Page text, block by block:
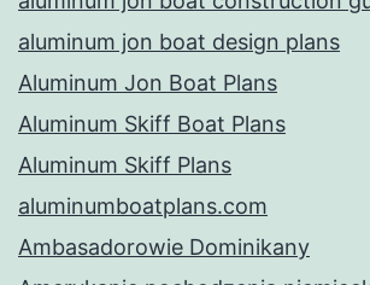
aluminum jon boat design plans
Aluminum Jon Boat Plans
Aluminum Skiff Boat Plans
Aluminum Skiff Plans
aluminumboatplans.com
Ambasadorowie Dominikany